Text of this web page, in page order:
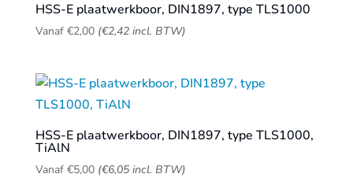
HSS-E plaatwerkboor, DIN1897, type TLS1000
Vanaf €2,00 (€2,42incl. BTW)
HSS-E plaatwerkboor, DIN1897, type TLS1000,
TiAlN
Vanaf €5,00 (€6,05incl. BTW)